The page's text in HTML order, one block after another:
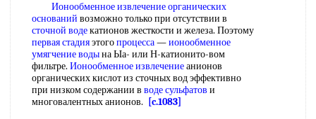
Ионообменное извлечениеорганических
оснований возможно только при отсутствии в
сточной водекатионов жесткости и железа. Поэтому
первая стадияэтогопроцесса—ионообменное
умягчение водына Ыа- или Н-катионито-вом
фильтре. Ионообменное извлечениеанионов
органических кислот из сточных вод эффективно
при низком содержании в воде сульфатов и
многовалентных анионов.
[c.1083]